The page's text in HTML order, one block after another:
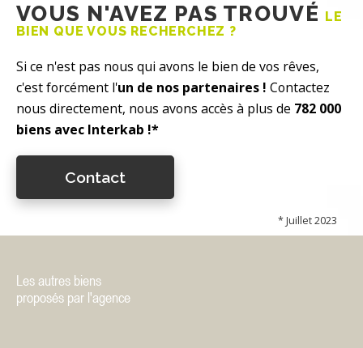
VOUS N'AVEZ PAS TROUVÉ LE
BIEN QUE VOUS RECHERCHEZ ?
Si ce n'est pas nous qui avons le bien de vos rêves,
c'est forcément l'un de nos partenaires ! Contactez
nous directement, nous avons accès à plus de 782 000
biens avec Interkab !*
Contact
* Juillet 2023
Les autres biens
proposés par l'agence